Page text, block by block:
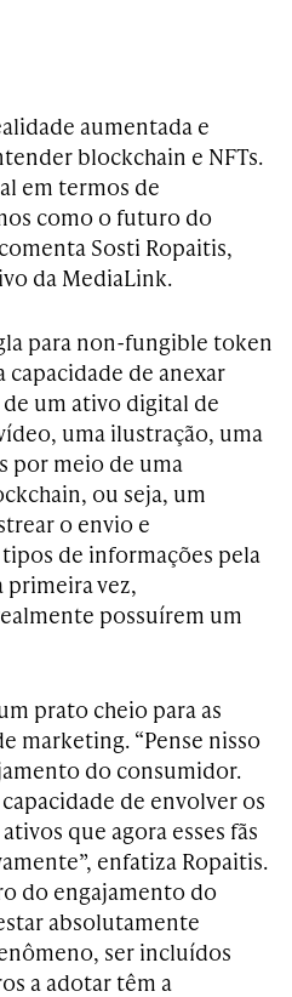
aumentada e
blockchain e NFTs.
em termos de
como o futuro do
Sosti Ropaitis,
da MediaLink.
para non-fungible token
de anexar
um ativo digital de
uma ilustração, uma
por meio de uma
ou seja, um
o envio e
de informações pela
primeira vez,
possuírem um
prato cheio para as
marketing. “Pense nisso
do consumidor.
de envolver os
que agora esses fãs
enfatiza Ropaitis.
do engajamento do
absolutamente
ser incluídos
a adotar têm a